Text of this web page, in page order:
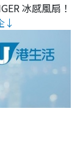
冰感風扇！
↓